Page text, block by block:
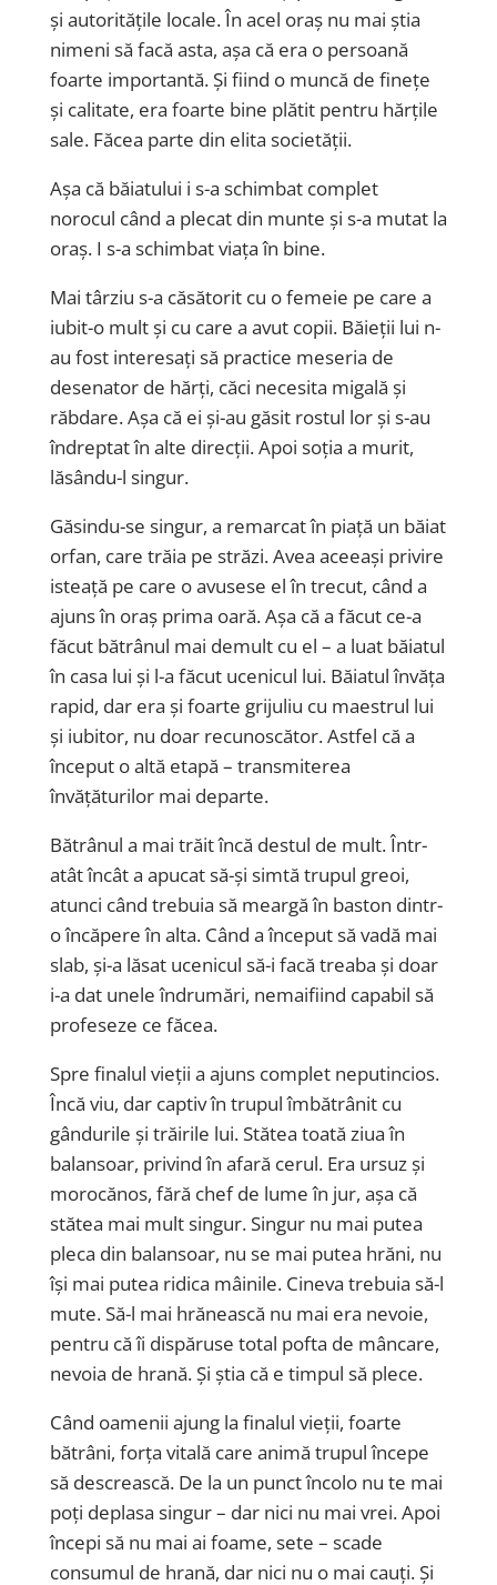
și autoritățile locale. În acel oraș nu mai știa
nimeni să facă asta, așa că era o persoană
foarte importantă. Și fiind o muncă de finețe
și calitate, era foarte bine plătit pentru hărțile
sale. Făcea parte din elita societății.
Așa că băiatului i s-a schimbat complet
norocul când a plecat din munte și s-a mutat la
oraș. I s-a schimbat viața în bine.
Mai târziu s-a căsătorit cu o femeie pe care a
iubit-o mult și cu care a avut copii. Băieții lui n-
au fost interesați să practice meseria de
desenator de hărți, căci necesita migală și
răbdare. Așa că ei și-au găsit rostul lor și s-au
îndreptat în alte direcții. Apoi soția a murit,
lăsându-l singur.
Găsindu-se singur, a remarcat în piață un băiat
orfan, care trăia pe străzi. Avea aceeași privire
isteață pe care o avusese el în trecut, când a
ajuns în oraș prima oară. Așa că a făcut ce-a
făcut bătrânul mai demult cu el – a luat băiatul
în casa lui și l-a făcut ucenicul lui. Băiatul învăța
rapid, dar era și foarte grijuliu cu maestrul lui
și iubitor, nu doar recunoscător. Astfel că a
început o altă etapă – transmiterea
învățăturilor mai departe.
Bătrânul a mai trăit încă destul de mult. Într-
atât încât a apucat să-și simtă trupul greoi,
atunci când trebuia să meargă în baston dintr-
o încăpere în alta. Când a început să vadă mai
slab, și-a lăsat ucenicul să-i facă treaba și doar
i-a dat unele îndrumări, nemaifiind capabil să
profeseze ce făcea.
Spre finalul vieții a ajuns complet neputincios.
Încă viu, dar captiv în trupul îmbătrânit cu
gândurile și trăirile lui. Stătea toată ziua în
balansoar, privind în afară cerul. Era ursuz și
morocănos, fără chef de lume în jur, așa că
stătea mai mult singur. Singur nu mai putea
pleca din balansoar, nu se mai putea hrăni, nu
își mai putea ridica mâinile. Cineva trebuia să-l
mute. Să-l mai hrănească nu mai era nevoie,
pentru că îi dispăruse total pofta de mâncare,
nevoia de hrană. Și știa că e timpul să plece.
Când oamenii ajung la finalul vieții, foarte
bătrâni, forța vitală care animă trupul începe
să descrească. De la un punct încolo nu te mai
poți deplasa singur – dar nici nu mai vrei. Apoi
începi să nu mai ai foame, sete – scade
consumul de hrană, dar nici nu o mai cauți. Și